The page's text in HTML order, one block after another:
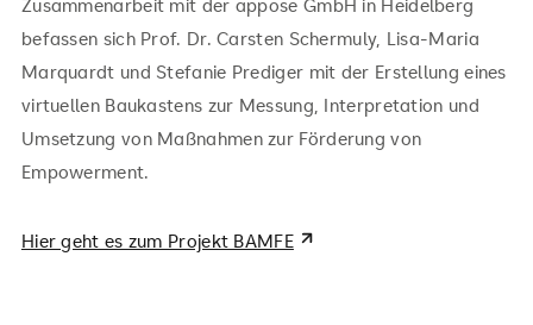
Zusammenarbeit mit der appose GmbH in Heidelberg
befassen sich Prof. Dr. Carsten Schermuly, Lisa-Maria
Marquardt und Stefanie Prediger mit der Erstellung eines
virtuellen Baukastens zur Messung, Interpretation und
Umsetzung von Maßnahmen zur Förderung von
Empowerment.
Hier geht es zum Projekt BAMFE